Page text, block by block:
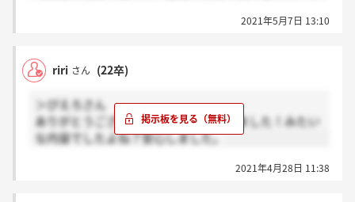
2021年5月7日 13:10
riri さん (22卒)
＞ぴえろさん
ありがとうございます！！送信完了しました！みたい
な内容でしたよね？安心しました。
2021年4月28日 11:38